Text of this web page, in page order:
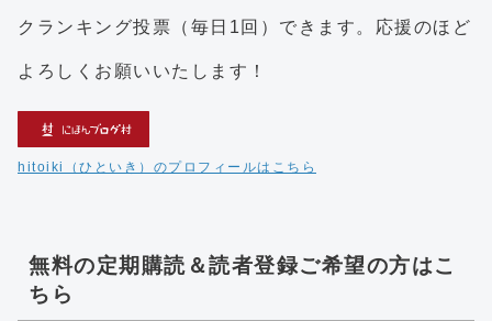
クランキング投票（毎日1回）できます。応援のほど
よろしくお願いいたします！
hitoiki（ひといき）のプロフィールはこちら
無料の定期購読＆読者登録ご希望の方はこ
ちら